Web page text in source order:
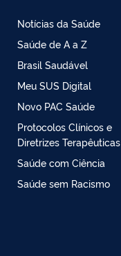
Notícias da Saúde
Saúde de A a Z
Brasil Saudável
Meu SUS Digital
Novo PAC Saúde
Protocolos Clínicos e
Diretrizes Terapêuticas
Saúde com Ciência
Saúde sem Racismo